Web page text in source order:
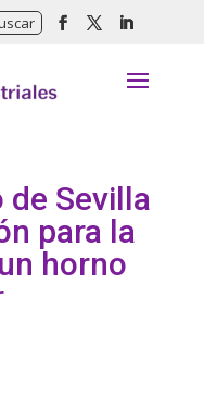
de Sevilla
para la
horno